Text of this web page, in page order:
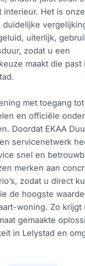
interieur. Het is
duidelijke
uiterlijk,
zodat u een
maakt die past
met toegang tot
en officiële
Doordat EKAA
servicenetwerk
snel en
merken aan
zodat u direct
de hoogste
woning. Zo krijgt
gemaakte
in Lelystad en